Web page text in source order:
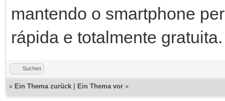
mantendo o smartphone
rápida e totalmente gratuita.
Suchen
« Ein Thema zurück Ein Thema vor »